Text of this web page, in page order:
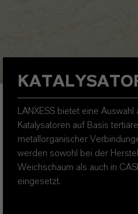
LANXESS bietet eine Auswahl
Katalysatoren auf Basis
metallorganischer
werden sowohl bei der
Weichschaum als auch in
eingesetzt.